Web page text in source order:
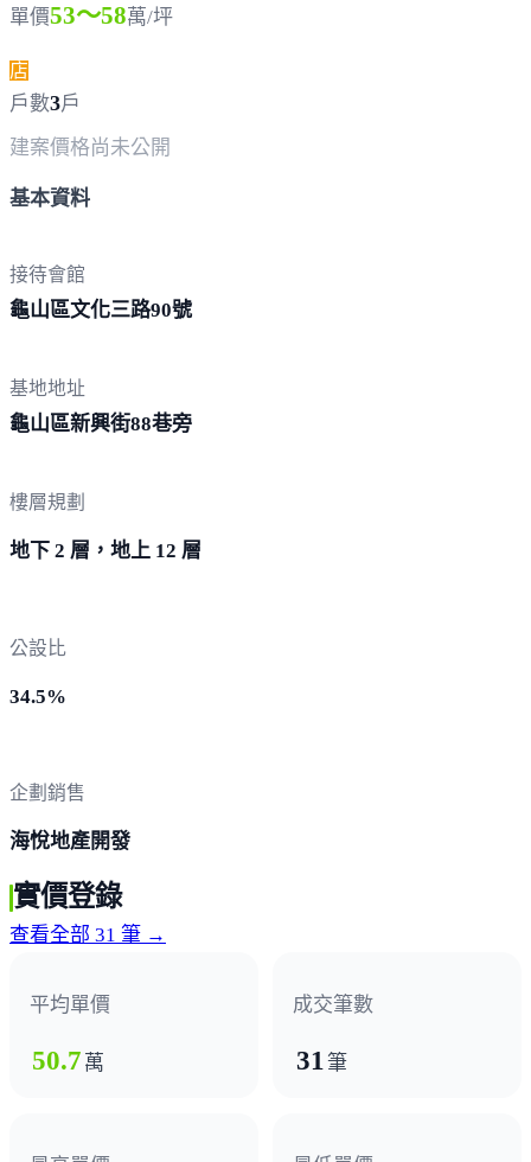
單價53～58萬/坪
店
戶數3戶
建案價格尚未公開
基本資料
接待會館
龜山區文化三路90號
基地地址
龜山區新興街88巷旁
樓層規劃
地下 2 層，地上 12 層
公設比
34.5%
企劃銷售
海悅地產開發
實價登錄
查看全部 31 筆 →
平均單價
50.7 萬
成交筆數
31筆